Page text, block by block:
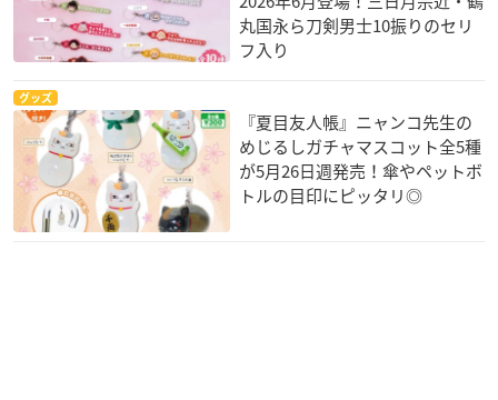
丸国永ら刀剣男士10振りのセリ
フ入り
グッズ
『夏目友人帳』ニャンコ先生の
めじるしガチャマスコット全5種
が5月26日週発売！傘やペットボ
トルの目印にピッタリ◎